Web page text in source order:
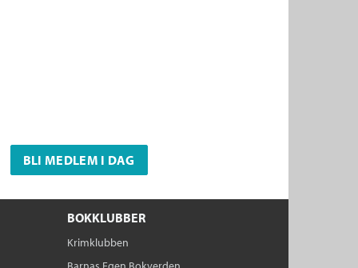
BLI MEDLEM I DAG
BOKKLUBBER
Krimklubben